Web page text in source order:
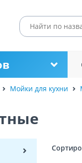
Мойки для кухни